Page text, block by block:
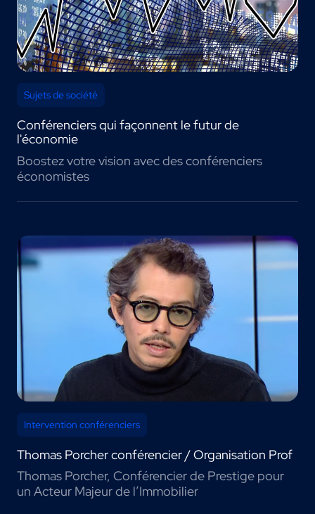
Sujets de société
Conférenciers qui façonnent le futur de
l'économie
Boostez votre vision avec des conférenciers
économistes
Intervention conférenciers
Thomas Porcher conférencier / Organisation Prof
Thomas Porcher, Conférencier de Prestige pour
un Acteur Majeur de l’Immobilier